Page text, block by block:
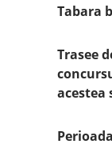
Tabara
Trasee
acestea
Perioada